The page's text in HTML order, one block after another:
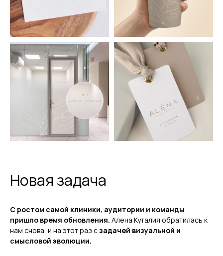
Новая задача
С ростом самой клиники, аудитории и команды
пришло время обновления. Алена Куталия обратилась к
нам снова, и на этот раз сзадачей визуальной и
смысловой эволюции.